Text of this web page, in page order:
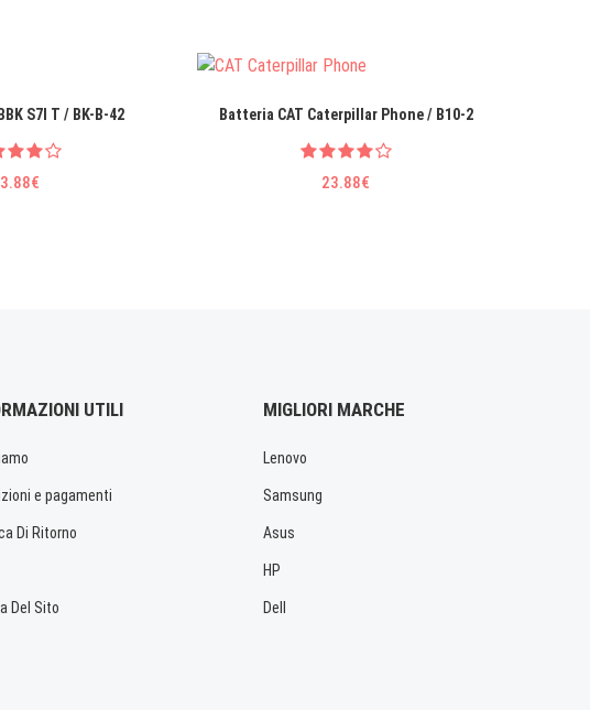
S7I T / BK-B-42 Batteria CAT Caterpillar Phone / B10-2
23.88€
UTILI
e pagamenti
Di Ritorno
Del Sito
MIGLIORI MARCHE
Lenovo
Samsung
Asus
HP
Dell